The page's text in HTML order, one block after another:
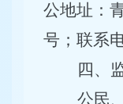
公地址：
号；联系
四、
公民